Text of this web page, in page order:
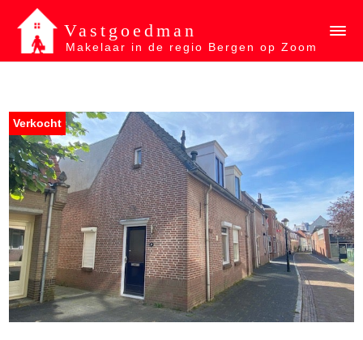
Vastgoedman
Makelaar in de regio Bergen op Zoom
Verkocht